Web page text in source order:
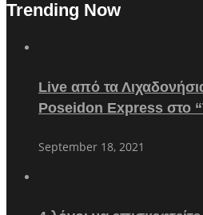
Trending Now
Live από τα
Poseidon Express στο
September 18, 2021